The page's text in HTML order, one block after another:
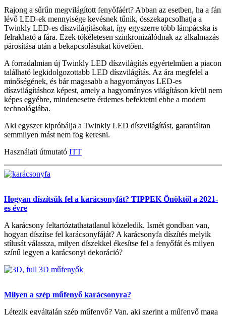
Rajong a sűrűn megvilágított fenyőfáért? Abban az esetben, ha a fán
lévő LED-ek mennyisége kevésnek tűnik, összekapcsolhatja a
Twinkly LED-es díszvilágításokat, így egyszerre több lámpácska is
felrakható a fára. Ezek tökéletesen szinkronizálódnak az alkalmazás
párosítása után a bekapcsolásukat követően.
A forradalmian új Twinkly LED díszvilágítás egyértelműen a piacon
található legkidolgozottabb LED díszvilágítás. Az ára megfelel a
minőségének, és bár magasabb a hagyományos LED-es
díszvilágításhoz képest, amely a hagyományos világításon kívül nem
képes egyébre, mindenesetre érdemes befektetni ebbe a modern
technológiába.
Aki egyszer kipróbálja a Twinkly LED díszvilágítást, garantáltan
semmilyen mást nem fog keresni.
Használati útmutató ITT
Hogyan díszítsük fel a karácsonyfát? TIPPEK Önöktől a 2021-
es évre
A karácsony feltartóztathatatlanul közeledik. Ismét gondban van,
hogyan díszítse fel karácsonyfáját? A karácsonyfa díszítés melyik
stílusát válassza, milyen díszekkel ékesítse fel a fenyőfát és milyen
színű legyen a karácsonyi dekoráció?
Milyen a szép műfenyő karácsonyra?
Létezik egyáltalán szép műfenyő? Van, aki szerint a műfenyő maga